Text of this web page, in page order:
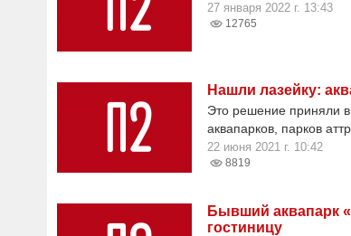
27 января 2022 г. 13:43
12765
Нашли лазейку:
Это решение приняли в
аквапарков, парков
22 июня 2021 г. 10:42
8819
Бывший аквапарк
гостиницу